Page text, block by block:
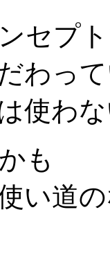
セプ
わっ
使わ
も
い道